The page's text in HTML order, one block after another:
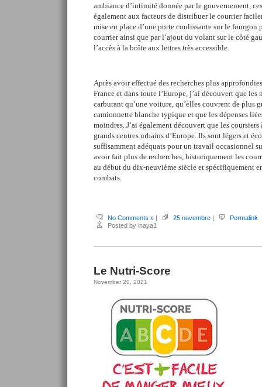
ambiance d’intimité donnée par le gouvernement,
également aux facteurs de distribuer le courrier
mise en place d’une porte coulissante sur le
courrier ainsi que par l’ajout du volant sur le côté
l’accès à la boîte aux lettres très accessible.
Après avoir effectué des recherches plus
France et dans toute l’Europe, j’ai découvert que les
carburant qu’une voiture, qu’elles couvrent de plus
camionnette blanche typique et que les dépenses
moindres. J’ai également découvert que les
grands centres urbains d’Europe. Ils sont légers et
suffisamment adéquats pour un travail occasionnel
avoir fait plus de recherches, historiquement les
au début du dix-neuvième siècle et spécifiquement
combats.
No Comments » | 25 novembre |
Permalink
Posted by inaya1
Le Nutri-Score
November 20, 2021